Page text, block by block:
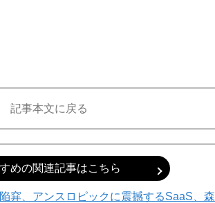
記事本文に戻る
めの関連記事はこちら
穽、アンスロピックに震撼するSaaS、